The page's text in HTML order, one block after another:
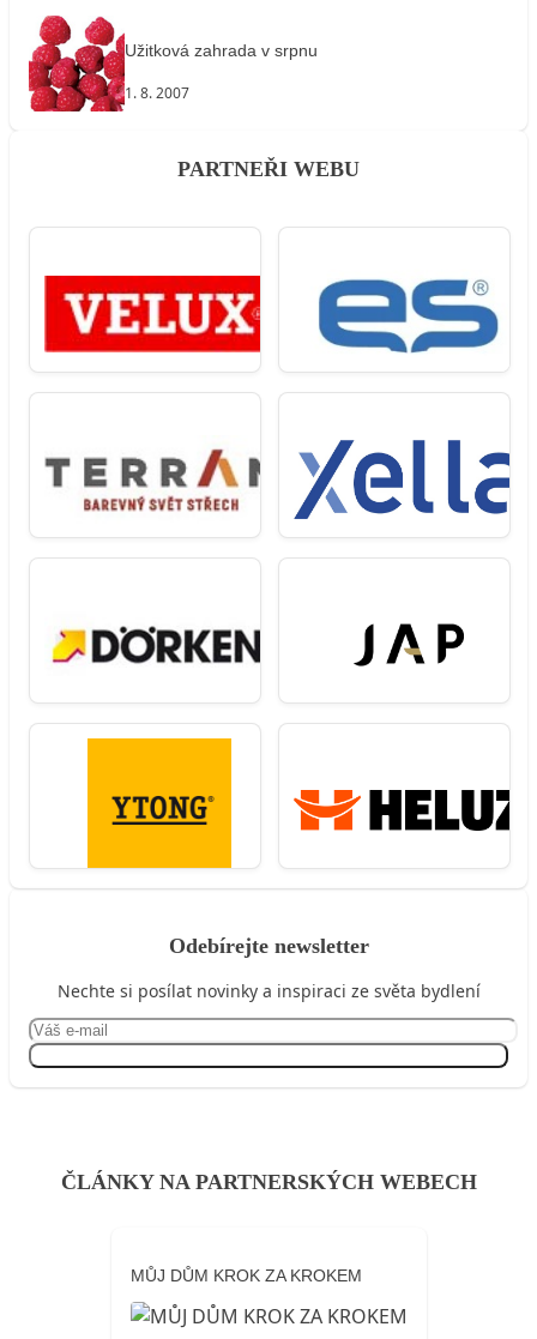
Užitková zahrada v srpnu
1. 8. 2007
PARTNEŘI WEBU
Odebírejte newsletter
Nechte si posílat novinky a inspiraci ze světa bydlení
ČLÁNKY NA PARTNERSKÝCH WEBECH
MŮJ DŮM KROK ZA KROKEM